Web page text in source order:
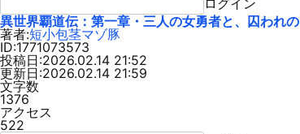
異世界覇道伝：第一章・三人の女勇者と、囚われ
著者:短小包茎マゾ豚
ID:1771073573
投稿日:2026.02.14 21:52
更新日:2026.02.14 21:59
文字数
1376
アクセス
522